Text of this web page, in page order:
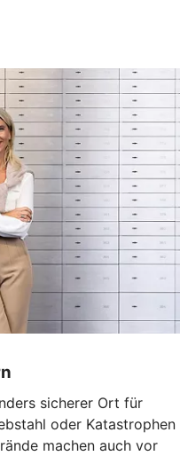
sicherer Ort für
oder Katastrophen
machen auch vor